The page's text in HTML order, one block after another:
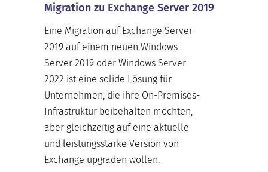
Migration zu Exchange Server 2019
Eine Migration auf Exchange Server
2019 auf einem neuen Windows
Server 2019 oder Windows Server
2022 ist eine solide Lösung für
Unternehmen, die ihre On-Premises-
Infrastruktur beibehalten möchten,
aber gleichzeitig auf eine aktuelle
und leistungsstarke Version von
Exchange upgraden wollen.